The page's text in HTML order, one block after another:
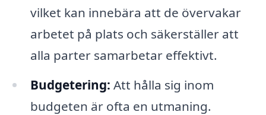
vilket kan innebära att de övervakar
arbetet på plats och säkerställer att
alla parter samarbetar effektivt.
Budgetering: Att hålla sig inom
budgeten är ofta en utmaning.